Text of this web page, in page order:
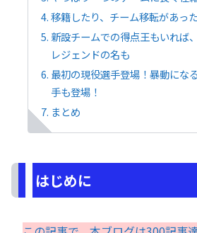
移籍したり、チーム移転があっ
新設チームでの得点王もいれば
レジェンドの名も
最初の現役選手登場！暴動にな
手も登場！
まとめ
はじめに